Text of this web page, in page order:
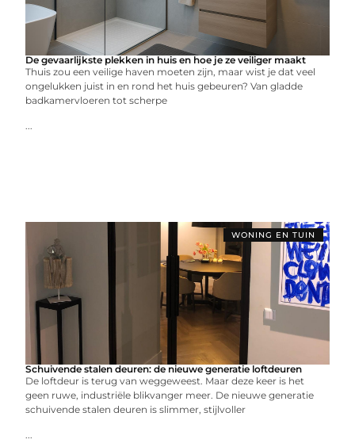
De gevaarlijkste plekken in huis en hoe je ze veiliger maakt
Thuis zou een veilige haven moeten zijn, maar wist je dat veel
ongelukken juist in en rond het huis gebeuren? Van gladde
badkamervloeren tot scherpe
...
WONING EN TUIN
Schuivende stalen deuren: de nieuwe generatie loftdeuren
De loftdeur is terug van weggeweest. Maar deze keer is het
geen ruwe, industriële blikvanger meer. De nieuwe generatie
schuivende stalen deuren is slimmer, stijlvoller
...